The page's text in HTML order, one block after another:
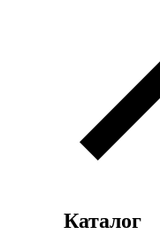
Каталог